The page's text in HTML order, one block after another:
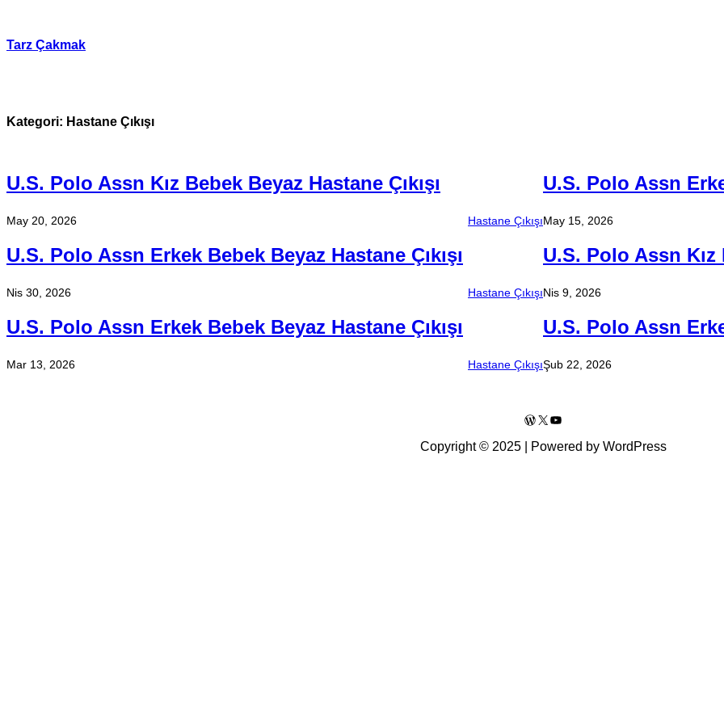
Tarz Çakmak
Kategori: Hastane Çıkışı
U.S. Polo Assn Kız Bebek Beyaz Hastane Çıkışı
May 20, 2026 Hastane Çıkışı
U.S. Polo Assn
May 15, 2026
U.S. Polo Assn Erkek Bebek Beyaz Hastane Çıkışı
Nis 30, 2026 Hastane Çıkışı
U.S. Polo Assn Kız
Nis 9, 2026
U.S. Polo Assn Erkek Bebek Beyaz Hastane Çıkışı
Mar 13, 2026 Hastane Çıkışı
U.S. Polo Assn
Şub 22, 2026
WordPress
X YouTube
Copyright © 2025 | Powered by WordPress